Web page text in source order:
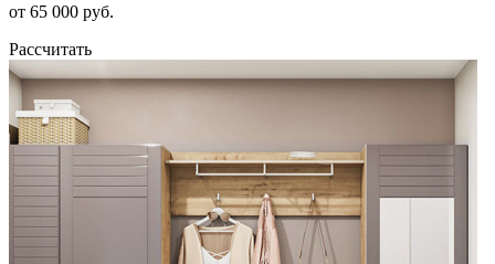
от 65 000 руб.
Рассчитать